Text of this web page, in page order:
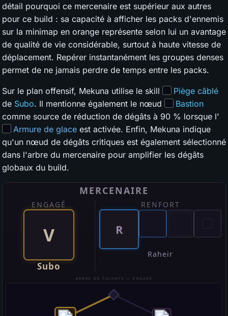
détail pourquoi ce mercenaire est supérieur aux autres
pour ce build : sa capacité à afficher les packs d'ennemis
sur la minimap en orange représente selon lui un avantage
de qualité de vie considérable, surtout à haute vitesse de
déplacement. Repérer instantanément les groupes denses
permet de ne jamais perdre de temps entre les packs.
Sur le plan offensif, Mekuna utilise le skill
Piège câblé
de Subo. Il mentionne également le nœud
Bastion
comme source de réduction de dégâts à 90 % lorsque l'
Armure de glace est activée. Enfin, Mekuna indique
qu'un nœud de dégâts critiques est également sélectionné
dans l'arbre du mercenaire pour amplifier les dégâts
globaux du build.